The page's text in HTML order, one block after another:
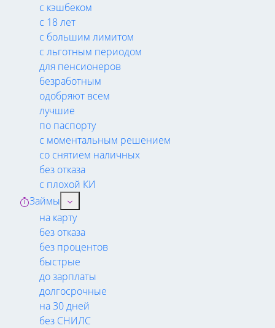
с кэшбеком
с 18 лет
с большим лимитом
с льготным периодом
для пенсионеров
безработным
одобряют всем
лучшие
по паспорту
с моментальным решением
со снятием наличных
без отказа
с плохой КИ
Займы
на карту
без отказа
без процентов
быстрые
до зарплаты
долгосрочные
на 30 дней
без СНИЛС